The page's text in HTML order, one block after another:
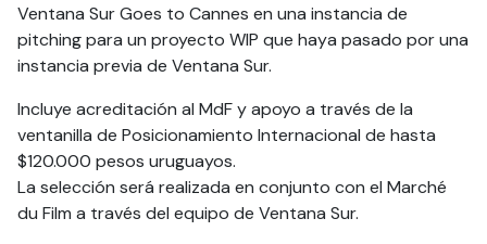
Ventana Sur Goes to Cannes en una instancia de
pitching para un proyecto WIP que haya pasado por una
instancia previa de Ventana Sur.
Incluye acreditación al MdF y apoyo a través de la
ventanilla de Posicionamiento Internacional de hasta
$120.000 pesos uruguayos.
La selección será realizada en conjunto con el Marché
du Film a través del equipo de Ventana Sur.